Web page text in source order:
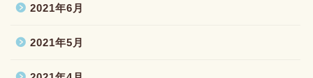
2021年6月
2021年5月